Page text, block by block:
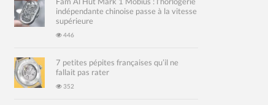
indépendante chinoise passe à la vitesse
supérieure
446
7 petites pépites françaises qu’il ne
fallait pas rater
352